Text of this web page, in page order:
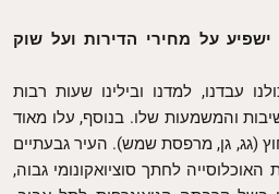
ישפיע על מחירי הדירות ועל שוק
עבדנו, למדנו ובילינו שעות רבות
והמשמעות שלו. בנוסף, עלו מאוד
(גג, גן, מרפסת שמש). העיר גבעתיים
לחתך סוציואקונומי גבוה,